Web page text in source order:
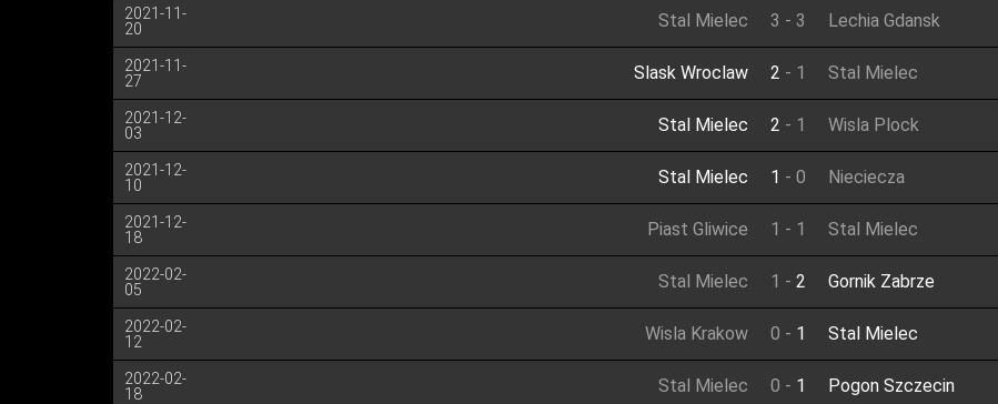
2021-11-
20
Stal Mielec 3 - 3 Lechia Gdansk
2021-11-
27
Slask Wroclaw 2 - 1 Stal Mielec
2021-12-
03
Stal Mielec 2 - 1 Wisla Plock
2021-12-
10
Stal Mielec 1 - 0 Nieciecza
2021-12-
18
Piast Gliwice 1 - 1 Stal Mielec
2022-02-
05
Stal Mielec 1 - 2 Gornik Zabrze
2022-02-
12
Wisla Krakow 0 - 1 Stal Mielec
2022-02-
18
Stal Mielec 0 - 1 Pogon Szczecin